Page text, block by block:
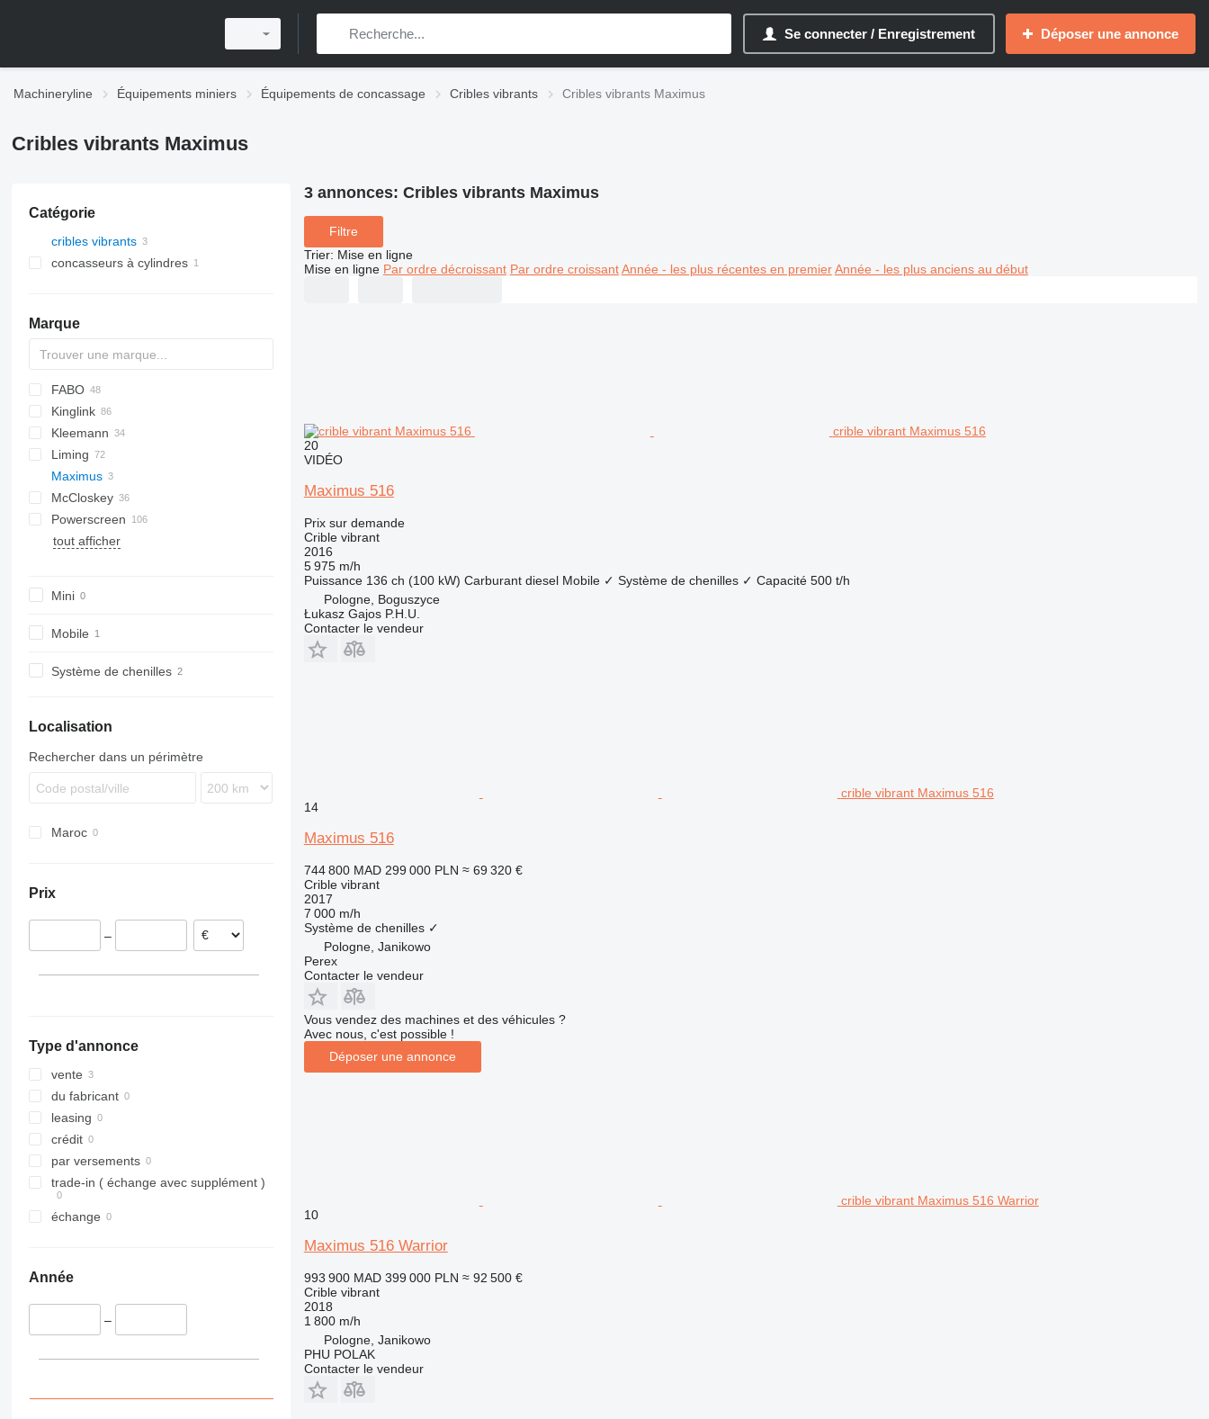
Se connecter / Enregistrement Déposer une annonce
Machineryline Équipements miniers Équipements de concassage Cribles vibrants Cribles vibrants Maximus
Cribles vibrants Maximus
Catégorie
cribles vibrants
concasseurs à cylindres
Marque
DF
60
SM
E-series
S-series
FABO
FTB
FTI
FTS
Fullstar
MCK
ME
PRO
542
640
PC
Combo
Explorer
Frontier
Novum
Kinglink
2LSX
KL
ZSW
Kleemann
Mobiscreen
Liming
Maximus
516
McCloskey
R-series
S-series
Lokotrack
Nordberg
Powerscreen
Chieftain
MPB
CS
Remax
QA
820
683
T5
1412
Orbital 3000
tout afficher
Mini
Mobile
Système de chenilles
Localisation
Rechercher dans un périmètre
Maroc
Prix
–
Type d'annonce
vente
du fabricant
leasing
crédit
par versements
trade-in ( échange avec supplément )
échange
Année
–
3 annonces: Cribles vibrants Maximus
Filtre
Trier: Mise en ligne
Mise en ligne Par ordre décroissant Par ordre croissant Année - les plus récentes en premier Année - les plus anciens au début
crible vibrant Maximus 516
20
VIDÉO
Maximus 516
Prix sur demande
Crible vibrant
2016
5 975 m/h
Puissance 136 ch (100 kW) Carburant diesel Mobile ✓ Système de chenilles ✓ Capacité 500 t/h
Pologne, Boguszyce
Łukasz Gajos P.H.U.
Contacter le vendeur
crible vibrant Maximus 516
14
Maximus 516
744 800 MAD 299 000 PLN ≈ 69 320 €
Crible vibrant
2017
7 000 m/h
Système de chenilles ✓
Pologne, Janikowo
Perex
Contacter le vendeur
Vous vendez des machines et des véhicules ?
Avec nous, c'est possible !
Déposer une annonce
crible vibrant Maximus 516 Warrior
10
Maximus 516 Warrior
993 900 MAD 399 000 PLN ≈ 92 500 €
Crible vibrant
2018
1 800 m/h
Pologne, Janikowo
PHU POLAK
Contacter le vendeur